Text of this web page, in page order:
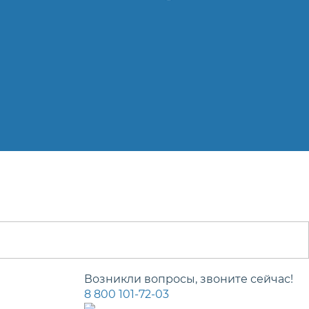
Возникли вопросы, звоните сейчас!
8 800 101-72-03